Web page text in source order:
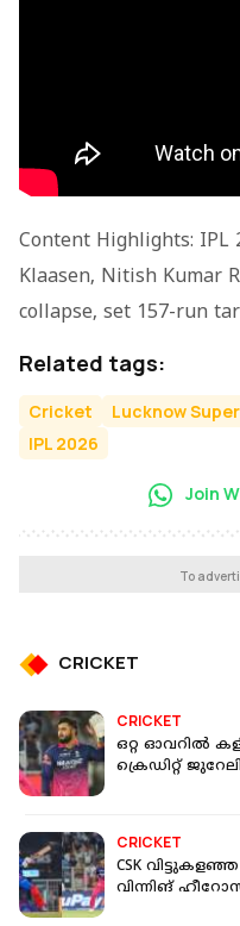
Content Highlights: IPL
Klaasen, Nitish Kumar
collapse, set 157-run
Related tags:
Cricket Lucknow
IPL 2026
Join
To
CRICKET
CRICKET
ഒറ്റ ഓവറില്‍
ക്രെഡിറ്റ്
CRICKET
CSK
വിന്നിങ്